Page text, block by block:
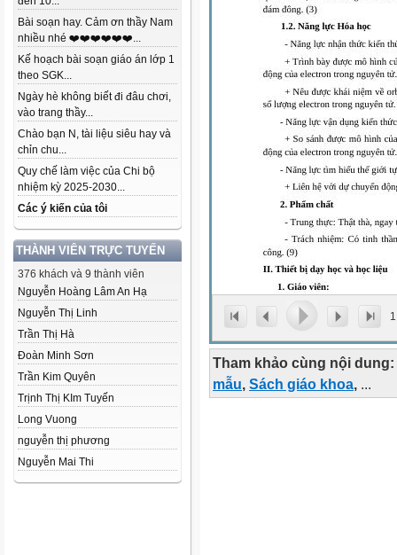
Bài soạn hay. Cảm ơn thầy Nam
nhiều nhé ❤️❤️❤️❤️❤️❤️...
Kế hoạch bài soạn giáo án lớp 1
theo SGK...
Ngày hè không biết đi đâu chơi,
vào trang thầy...
Chào bạn N, tài liệu siêu hay và
chỉn chu...
Quy chế làm việc của Chi bộ
nhiệm kỳ 2025-2030...
Các ý kiến của tôi
THÀNH VIÊN TRỰC TUYẾN
376 khách và 9 thành viên
Nguyễn Hoàng Lâm An Hạ
Nguyễn Thị Linh
Trần Thị Hà
Đoàn Minh Sơn
Trần Kim Quyên
Trịnh Thị KIm Tuyến
Long Vuong
nguyễn thị phương
Nguyễn Mai Thi
1
Tham khảo cùng nội dung:
mẫu, Sách giáo khoa, ...